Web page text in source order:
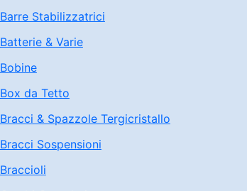
Barre Stabilizzatrici
Batterie & Varie
Bobine
Box da Tetto
Bracci & Spazzole Tergicristallo
Bracci Sospensioni
Braccioli